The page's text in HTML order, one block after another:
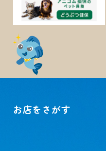
お店をさがす